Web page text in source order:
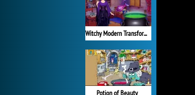
Witchy Modern Transformation
Potion of Beauty